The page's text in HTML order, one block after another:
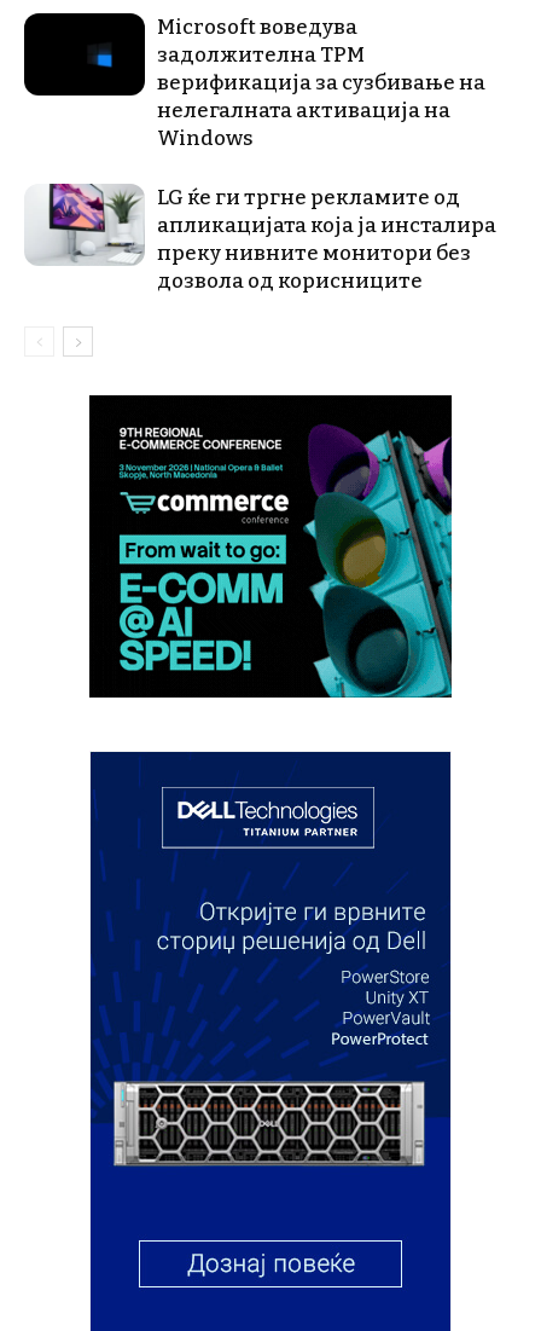
Microsoft воведува
задолжителна TPM
верификација за сузбивање на
нелегалната активација на
Windows
LG ќе ги тргне рекламите од
апликацијата која ја инсталира
преку нивните монитори без
дозвола од корисниците